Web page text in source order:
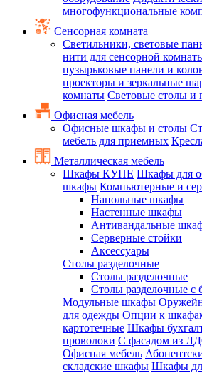
многофункциональные
Сенсорная комната
Светильники, световые
нити для сенсорной
пузырьковые панели и
проекторы и зеркальные
комнаты Световые столы и
Офисная мебель
Офисные шкафы и столы
мебель для приемных
Металлическая мебель
Шкафы КУПЕ Шкафы для
шкафы Компьютерные и
Напольные шкафы
Настенные шкафы
Антивандальные
Серверные стойки
Аксессуары
Столы разделочные
Столы разделочные
Столы разделочные с
Модульные шкафы
для одежды Опции к
картотечные Шкафы
проволоки С фасадом из
Офисная мебель
складские шкафы Шкафы